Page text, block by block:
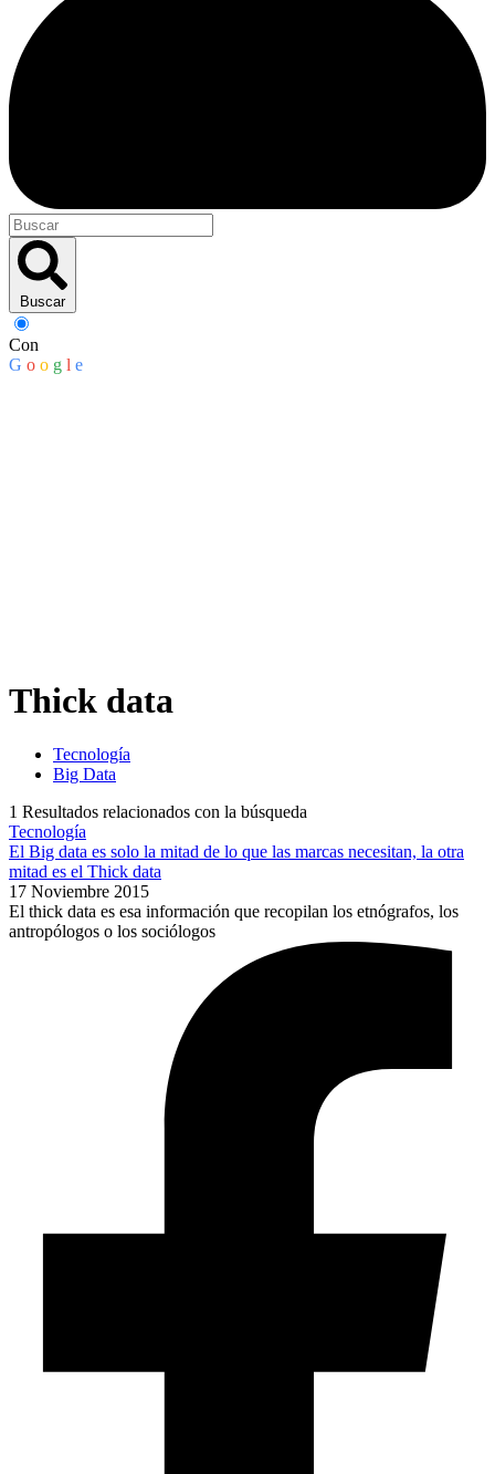
Buscar
Con
G o o g l e
Thick data
Tecnología
Big Data
1 Resultados relacionados con la búsqueda
Tecnología
El Big data es solo la mitad de lo que las marcas necesitan, la otra
mitad es el Thick data
17 Noviembre 2015
El thick data es esa información que recopilan los etnógrafos, los
antropólogos o los sociólogos